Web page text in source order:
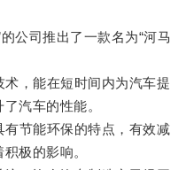
司推出了一款名为“河马
，能在短时间内为汽车提
汽车的性能。
节能环保的特点，有效减
极的影响。